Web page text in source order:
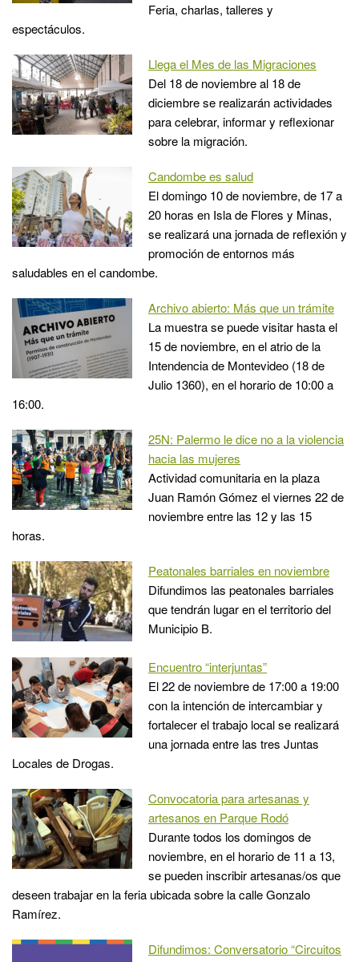
Feria, charlas, talleres y
espectáculos.
Llega el Mes de las Migraciones
Del 18 de noviembre al 18 de
diciembre se realizarán actividades
para celebrar, informar y reflexionar
sobre la migración.
Candombe es salud
El domingo 10 de noviembre, de 17 a
20 horas en Isla de Flores y Minas,
se realizará una jornada de reflexión y
promoción de entornos más
saludables en el candombe.
Archivo abierto: Más que un trámite
La muestra se puede visitar hasta el
15 de noviembre, en el atrio de la
Intendencia de Montevideo (18 de
Julio 1360), en el horario de 10:00 a
16:00.
25N: Palermo le dice no a la violencia
hacia las mujeres
Actividad comunitaria en la plaza
Juan Ramón Gómez el viernes 22 de
noviembre entre las 12 y las 15
horas.
Peatonales barriales en noviembre
Difundimos las peatonales barriales
que tendrán lugar en el territorio del
Municipio B.
Encuentro “interjuntas”
El 22 de noviembre de 17:00 a 19:00
con la intención de intercambiar y
fortalecer el trabajo local se realizará
una jornada entre las tres Juntas
Locales de Drogas.
Convocatoria para artesanas y
artesanos en Parque Rodó
Durante todos los domingos de
noviembre, en el horario de 11 a 13,
se pueden inscribir artesanas/os que
deseen trabajar en la feria ubicada sobre la calle Gonzalo
Ramírez.
Difundimos: Conversatorio “Circuitos